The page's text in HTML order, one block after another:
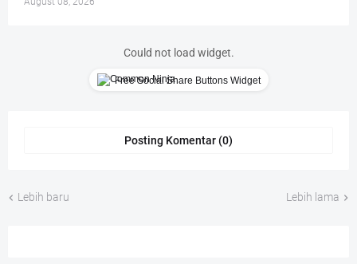
Could not load widget.
Free Social Share Buttons Widget
Posting Komentar (0)
Lebih baru Lebih lama